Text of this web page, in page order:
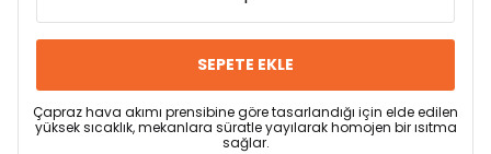
SEPETE EKLE
Çapraz hava akımı prensibine göre tasarlandığı için elde edilen
yüksek sıcaklık, mekanlara süratle yayılarak homojen bir ısıtma
sağlar.